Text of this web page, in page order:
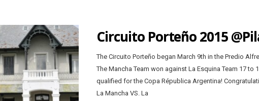
Circuito Porteño 2015
The Circuito Porteño began March 9th in the Predio
The Mancha Team won against La Esquina Team 17 to
qualified for the Copa Républica Argentina!
La Mancha VS. La